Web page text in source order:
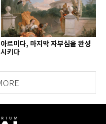
아르미다, 마지막 자부심을 완성
시키다